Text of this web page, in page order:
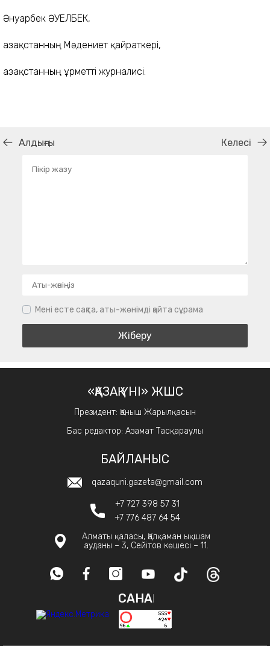
Әнуарбек ӘУЕЛБЕК,
Қазақстанның Мәдениет қайраткері,
Қазақстанның Құрметті журналисі.
Алдыңғы Келесі
Мені есте сақта, аты-жөнімді қайта сұрама
«ҚАЗАҚ ҮНІ» ЖШС
Президент: Қаныш Жарылқасын
Бас редактор: Азамат Тасқараұлы
БАЙЛАНЫС
qazaquni.gazeta@gmail.com
+7 727 398 57 31
+7 776 487 64 54
Алматы қаласы, Қалқаман ықшам
ауданы – 3, Сейітов көшесі – 11.
САНАҚ